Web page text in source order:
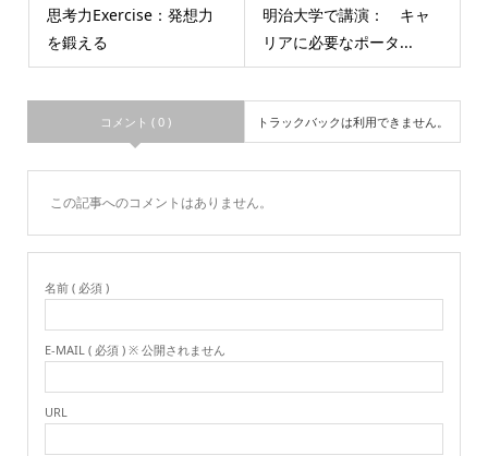
思考力Exercise：発想力
を鍛える
明治大学で講演： キャ
リアに必要なポータ...
コメント ( 0 ) トラックバックは利用できません。
この記事へのコメントはありません。
名前 ( 必須 )
E-MAIL ( 必須 ) ※ 公開されません
URL